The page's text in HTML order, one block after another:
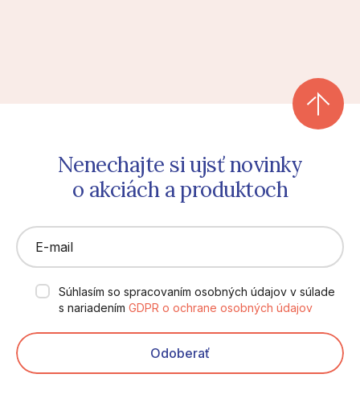
Nenechajte si ujsť novinky
o akciách a produktoch
E-mail
Odoberať
Súhlasím so spracovaním osobných údajov v súlade
s nariadenímGDPR o ochrane osobných údajov